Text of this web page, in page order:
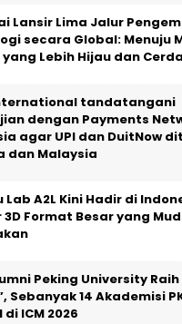
Lansir Lima Jalur
secara Global: Menuju
yang Lebih Hijau dan
tandatangani
dengan Payments
agar UPI dan DuitNow
dan Malaysia
Lab A2L Kini Hadir di
3D Format Besar yang
Peking University Raih
Sebanyak 14 Akademisi
ICM 2026